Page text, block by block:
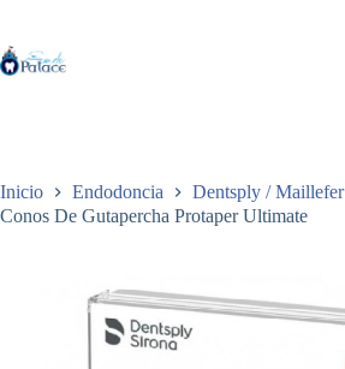
contenido
Inicio Endodoncia
Dentsply / Maillefer
Conos De Gutapercha Protaper Ultimate